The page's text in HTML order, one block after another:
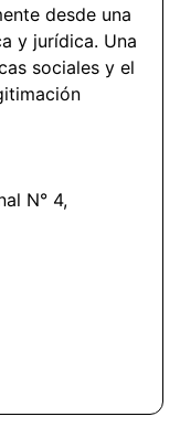
desde una
y jurídica. Una
sociales y el
N° 4,